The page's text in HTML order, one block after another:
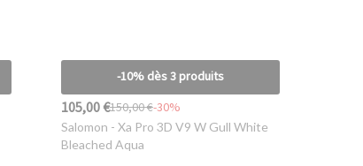
-10% dès 3 produits
105,00 €150,00 €-30%
Salomon - Xa Pro 3D V9 W Gull White
Bleached Aqua